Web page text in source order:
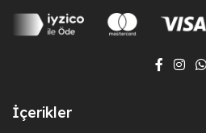
İçerikler